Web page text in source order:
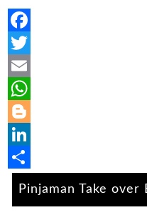
Facebook
Twitter
Email
WhatsApp
Blogger
LinkedIn
Pinjaman Take